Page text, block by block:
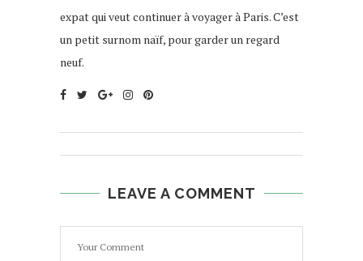
expat qui veut continuer à voyager à Paris. C’est
un petit surnom naïf, pour garder un regard
neuf.
LEAVE A COMMENT